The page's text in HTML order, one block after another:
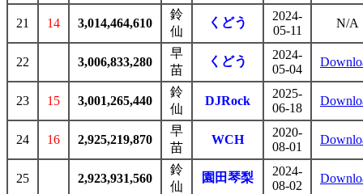
21 14 3,014,464,610
鈴
仙
くどう
2024-
05-11
N/A
22 3,006,833,280
早
苗
くどう
2024-
05-04
23 15 3,001,265,440
鈴
仙
DJRock
2025-
06-18
24 16 2,925,219,870
早
苗
WCH
2020-
08-01
25 2,923,931,560
鈴
仙
園田琴梨
2024-
08-02